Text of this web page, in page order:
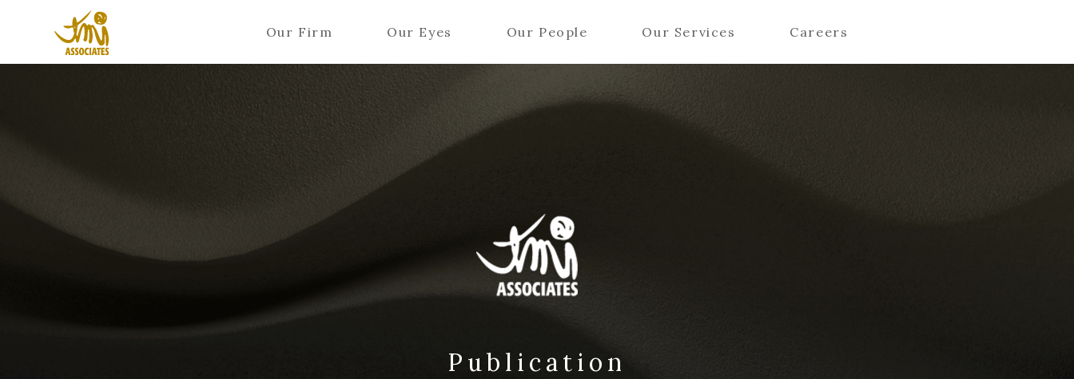
Our Firm Our Eyes Our People Our Services Careers
Publication